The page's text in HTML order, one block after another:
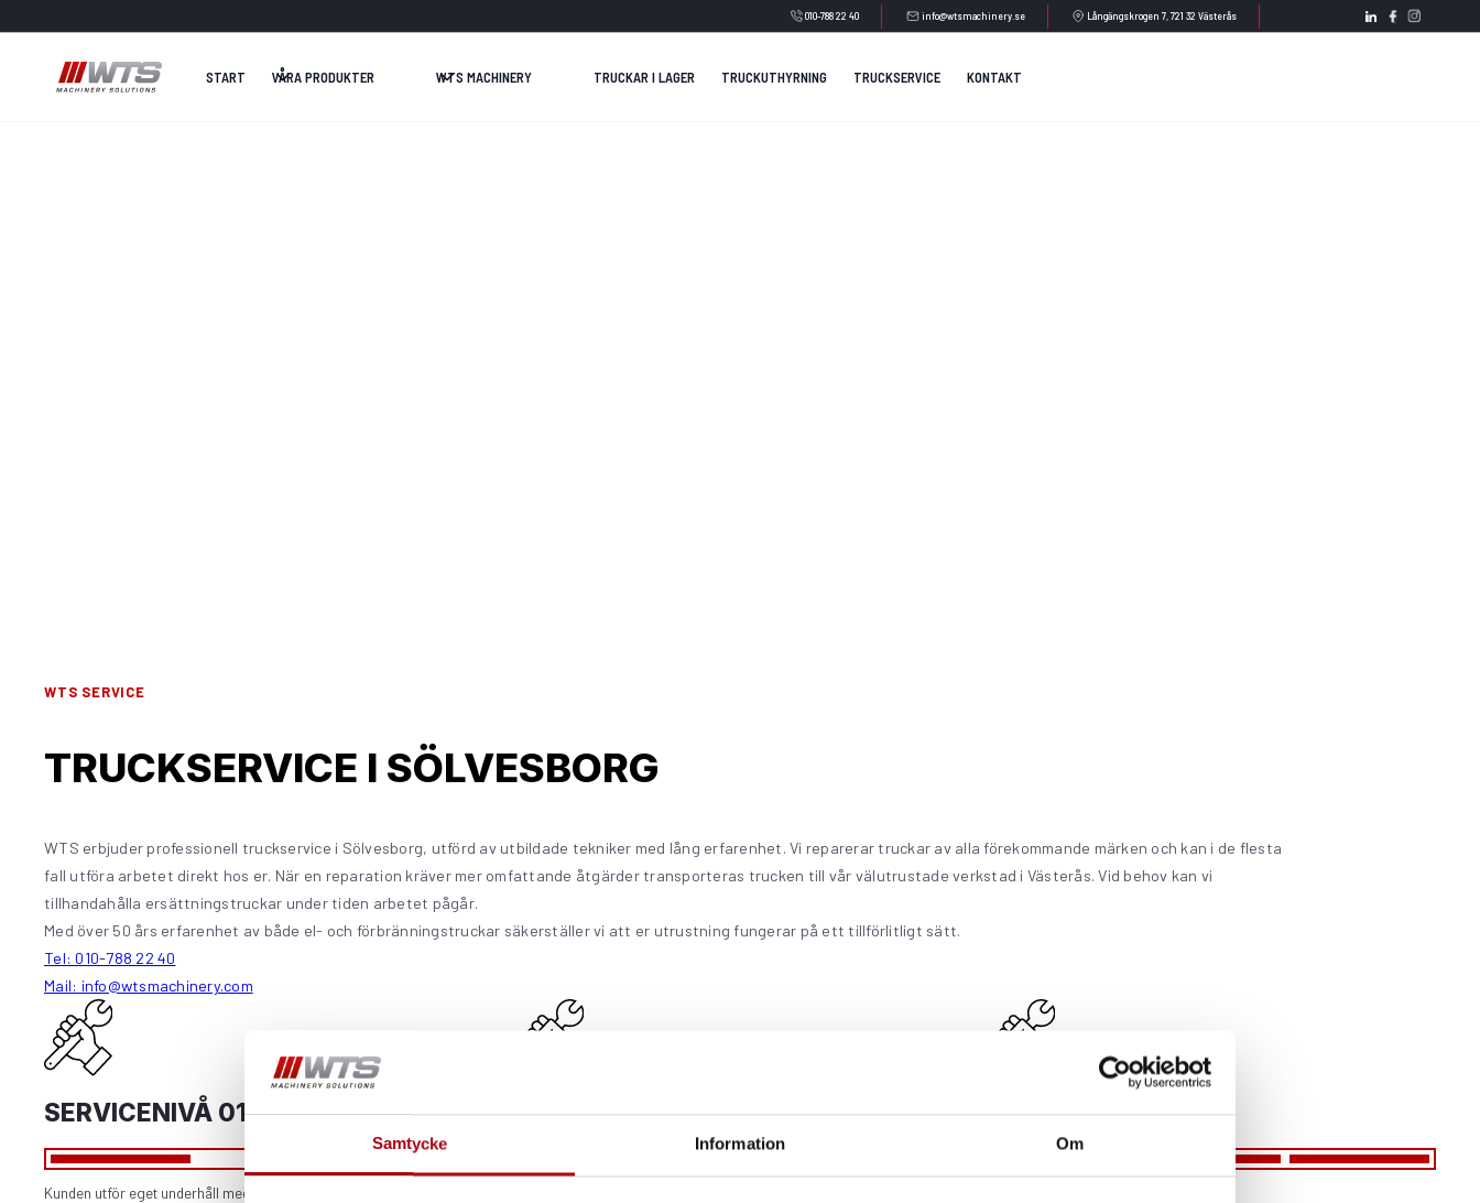
Samtycke Information Om
010-788 22 40 info@wtsmachinery.se Långängskrogen 7, 721 32 Västerås
START VÅRA PRODUKTER WTS MACHINERY TRUCKAR I LAGER TRUCKUTHYRNING TRUCKSERVICE KONTAKT
WTS SERVICE
TRUCKSERVICE I SÖLVESBORG
WTS erbjuder professionell truckservice i Sölvesborg, utförd av utbildade tekniker med lång erfarenhet. Vi reparerar truckar av alla förekommande märken och kan i de flesta
fall utföra arbetet direkt hos er. När en reparation kräver mer omfattande åtgärder transporteras trucken till vår välutrustade verkstad i Västerås. Vid behov kan vi
tillhandahålla ersättningstruckar under tiden arbetet pågår.
Med över 50 års erfarenhet av både el- och förbränningstruckar säkerställer vi att er utrustning fungerar på ett tillförlitligt sätt.
Tel: 010-788 22 40
Mail: info@wtsmachinery.com
SERVICENIVÅ 01
Kunden utför eget underhåll med
SERVICENIVÅ 02 SERVICENIVÅ 03